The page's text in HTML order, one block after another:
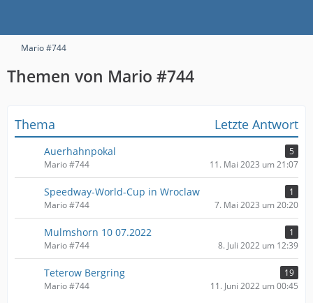
Mario #744
Themen von Mario #744
Thema Letzte Antwort
Auerhahnpokal
5
Mario #744
11. Mai 2023 um 21:07
Speedway-World-Cup in Wroclaw
1
Mario #744
7. Mai 2023 um 20:20
Mulmshorn 10 07.2022
1
Mario #744
8. Juli 2022 um 12:39
Teterow Bergring
19
Mario #744
11. Juni 2022 um 00:45